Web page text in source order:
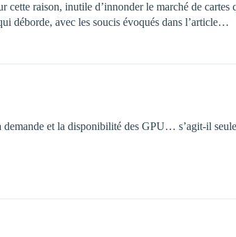
cette raison, inutile d’innonder le marché de
déborde, avec les soucis évoqués dans l’article…
et la disponibilité des GPU… s’agit-il